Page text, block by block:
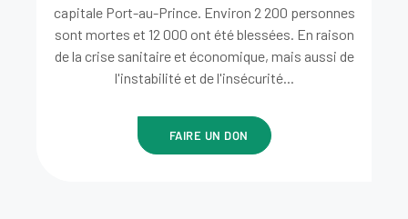
capitale Port-au-Prince. Environ 2 200 personnes
sont mortes et 12 000 ont été blessées. En raison
de la crise sanitaire et économique, mais aussi de
l'instabilité et de l'insécurité...
FAIRE UN DON